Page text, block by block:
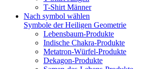
T-Shirt Männer
Nach symbol wählen
Symbole der Heiligen Geometrie
Lebensbaum-Produkte
Indische Chakra-Produkte
Metatron-Würfel-Produkte
Dekagon-Produkte